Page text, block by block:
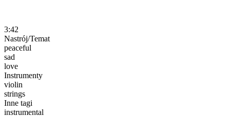
3:42
Nastrój/Temat
peaceful
sad
love
Instrumenty
violin
strings
Inne tagi
instrumental